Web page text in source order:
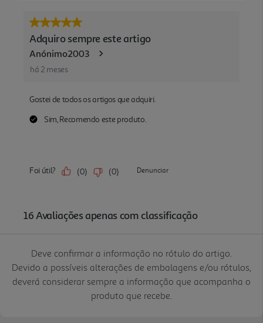
Deve confirmar a informação no rótulo do artigo.
Devido a possíveis alterações de embalagens e/ou rótulos,
deverá considerar sempre a informação que acompanha o
produto que recebe.